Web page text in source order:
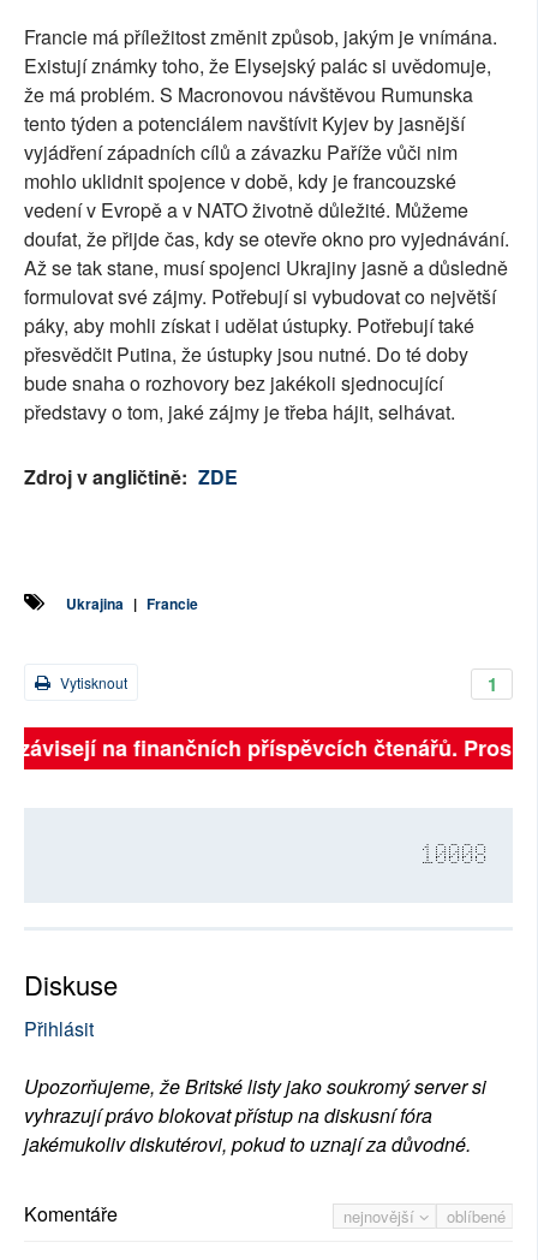
Francie má příležitost změnit způsob, jakým je vnímána.
Existují známky toho, že Elysejský palác si uvědomuje,
že má problém. S Macronovou návštěvou Rumunska
tento týden a potenciálem navštívit Kyjev by jasnější
vyjádření západních cílů a závazku Paříže vůči nim
mohlo uklidnit spojence v době, kdy je francouzské
vedení v Evropě a v NATO životně důležité. Můžeme
doufat, že přijde čas, kdy se otevře okno pro vyjednávání.
Až se tak stane, musí spojenci Ukrajiny jasně a důsledně
formulovat své zájmy. Potřebují si vybudovat co největší
páky, aby mohli získat i udělat ústupky. Potřebují také
přesvědčit Putina, že ústupky jsou nutné. Do té doby
bude snaha o rozhovory bez jakékoli sjednocující
představy o tom, jaké zájmy je třeba hájit, selhávat.
Zdroj v angličtině: ZDE
Ukrajina | Francie
1
Vytisknout
na finančních příspěvcích čtenářů.
10008
Diskuse
Přihlásit
Upozorňujeme, že Britské listy jako soukromý server si
vyhrazují právo blokovat přístup na diskusní fóra
jakémukoliv diskutérovi, pokud to uznají za důvodné.
nejnovější oblíbené
Komentáře